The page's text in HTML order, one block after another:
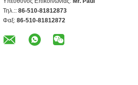
Τηλ.:: 86-510-81812873
Φαξ: 86-510-81812872